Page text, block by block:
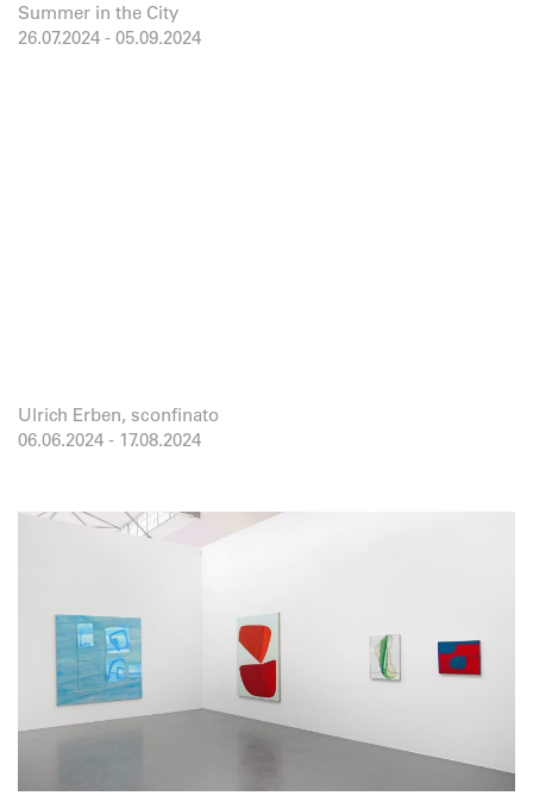
Summer in the City
26.07.2024 - 05.09.2024
Ulrich Erben, sconfinato
06.06.2024 - 17.08.2024